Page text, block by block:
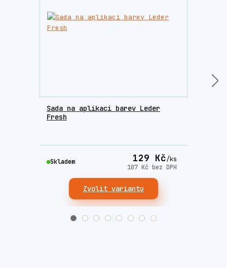
Sada na aplikaci barev Leder
Fresh
129 Kč/ks
107 Kč bez DPH
Skladem
Zvolit variantu